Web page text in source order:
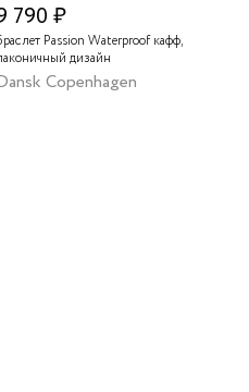
790 ₽
Passion Waterproof кафф,
дизайн
Copenhagen